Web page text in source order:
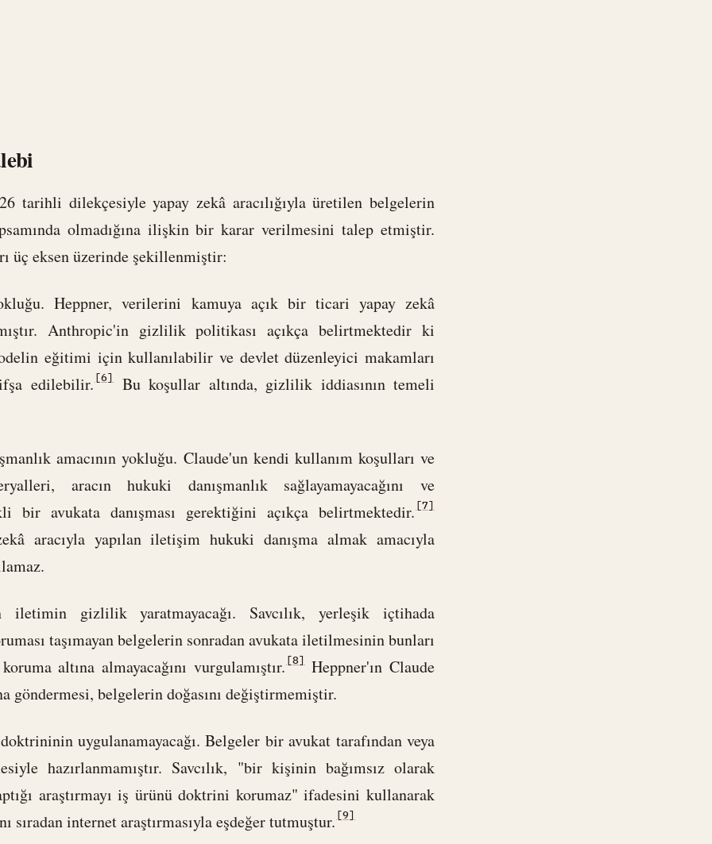
tarihli dilekçesiyle yapay zekâ aracılığıyla üretilen belgelerin
olmadığına ilişkin bir karar verilmesini talep etmiştir.
üç eksen üzerinde şekillenmiştir:
Heppner, verilerini kamuya açık bir ticari yapay zekâ
Anthropic'in gizlilik politikası açıkça belirtmektedir ki
eğitimi için kullanılabilir ve devlet düzenleyici makamları
edilebilir. [6]
Bu koşullar altında, gizlilik iddiasının temeli
amacının yokluğu. Claude'un kendi kullanım koşulları ve
aracın hukuki danışmanlık sağlayamayacağını ve
bir avukata danışması gerektiğini açıkça belirtmektedir. [7]
aracıyla yapılan iletişim hukuki danışma almak amacıyla
iletimin gizlilik yaratmayacağı. Savcılık, yerleşik içtihada
taşımayan belgelerin sonradan avukata iletilmesinin bunları
altına almayacağını vurgulamıştır. [8]Heppner'ın Claude
göndermesi, belgelerin doğasını değiştirmemiştir.
uygulanamayacağı. Belgeler bir avukat tarafından veya
hazırlanmamıştır. Savcılık, "bir kişinin bağımsız olarak
araştırmayı iş ürünü doktrini korumaz" ifadesini kullanarak
sıradan internet araştırmasıyla eşdeğer tutmuştur. [9]